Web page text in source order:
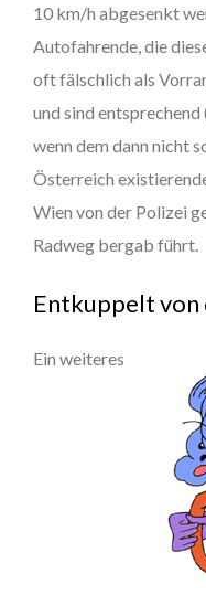
10 km/h abgesenkt
Autofahrende, die
oft fälschlich als
und sind
wenn dem dann nicht
Österreich
Wien von der Polizei
Radweg bergab führt.
Entkuppelt von
Ein weiteres